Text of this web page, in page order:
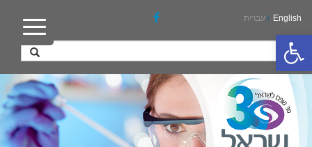
פתח סרגל נגישות
English
/ עברית